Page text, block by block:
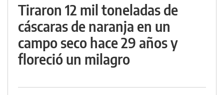
Tiraron 12 mil toneladas de
cáscaras de naranja en un
campo seco hace 29 años y
floreció un milagro